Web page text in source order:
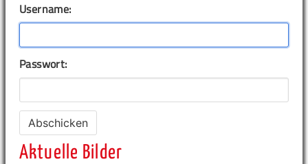
Username:
Passwort:
Aktuelle Bilder